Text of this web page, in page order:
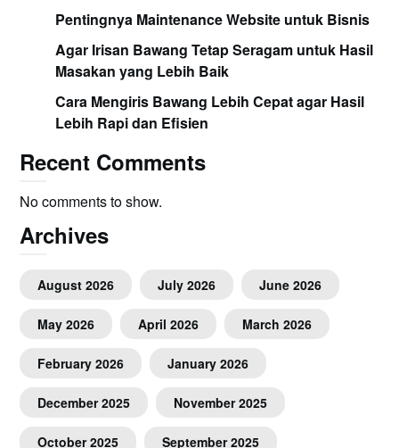
Pentingnya Maintenance Website untuk Bisnis
Agar Irisan Bawang Tetap Seragam untuk Hasil
Masakan yang Lebih Baik
Cara Mengiris Bawang Lebih Cepat agar Hasil
Lebih Rapi dan Efisien
Recent Comments
No comments to show.
Archives
August 2026 July 2026 June 2026
May 2026 April 2026 March 2026
February 2026 January 2026
December 2025 November 2025
October 2025 September 2025